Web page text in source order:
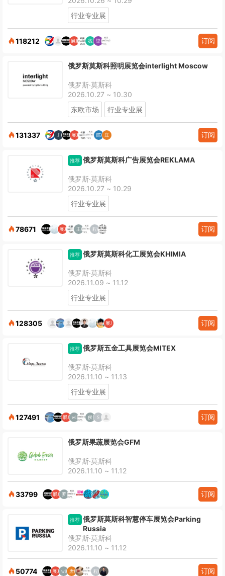
行业专业展
118212 订阅
俄罗斯莫斯科照明展览会interlight Moscow
俄罗斯·莫斯科
2026.10.27 ~ 10.30
东欧市场
行业专业展
131337 订阅
推荐 俄罗斯莫斯科广告展览会REKLAMA
俄罗斯·莫斯科
2026.10.27 ~ 10.29
行业专业展
78671 订阅
推荐 俄罗斯莫斯科化工展览会KHIMIA
俄罗斯·莫斯科
2026.11.09 ~ 11.12
行业专业展
128305 订阅
推荐 俄罗斯五金工具展览会MITEX
俄罗斯·莫斯科
2026.11.10 ~ 11.13
行业专业展
127491 订阅
俄罗斯果蔬展览会GFM
俄罗斯·莫斯科
2026.11.10 ~ 11.12
33799 订阅
推荐 俄罗斯莫斯科智慧停车展览会Parking
Russia
俄罗斯·莫斯科
2026.11.10 ~ 11.12
50774 订阅